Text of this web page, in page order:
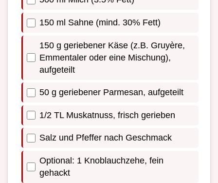
150 ml Sahne (mind. 30% Fett)
150 g geriebener Käse (z.B. Gruyère,
Emmentaler oder eine Mischung),
aufgeteilt
50 g geriebener Parmesan, aufgeteilt
1/2 TL Muskatnuss, frisch gerieben
Salz und Pfeffer nach Geschmack
Optional: 1 Knoblauchzehe, fein
gehackt